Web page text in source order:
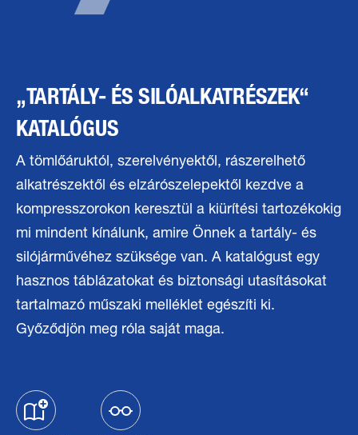
„TARTÁLY- ÉS SILÓALKATRÉSZEK“
KATALÓGUS
A tömlőáruktól, szerelvényektől, rászerelhető
alkatrészektől és elzárószelepektől kezdve a
kompresszorokon keresztül a kiürítési tartozékokig
mi mindent kínálunk, amire Önnek a tartály- és
silójárművéhez szüksége van. A katalógust egy
hasznos táblázatokat és biztonsági utasításokat
tartalmazó műszaki melléklet egészíti ki.
Győződjön meg róla saját maga.